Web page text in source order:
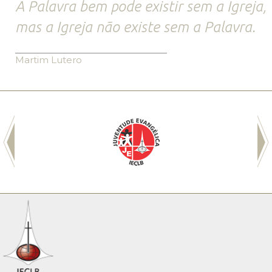
A Palavra bem pode existir sem a Igreja,
mas a Igreja não existe sem a Palavra.
Martim Lutero